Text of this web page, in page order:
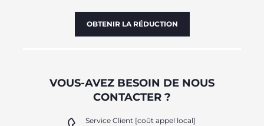
OBTENIR LA RÉDUCTION
VOUS-AVEZ BESOIN DE NOUS
CONTACTER ?
Service Client [coût appel local]